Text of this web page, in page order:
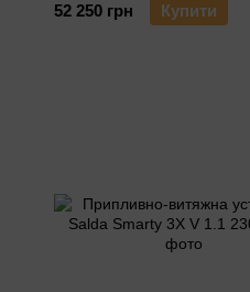
52 250 грн
Купити